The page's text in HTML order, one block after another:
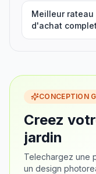
Meilleur
d'achat complet
CONCEPTION
Creez
jardin
Telechargez une
un design